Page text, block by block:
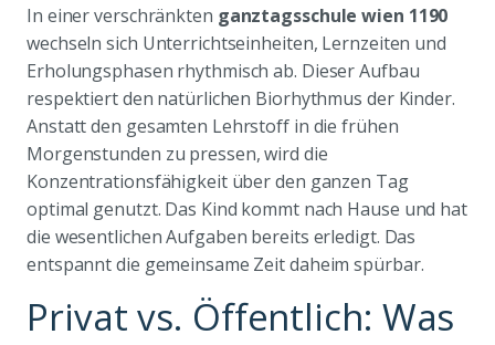
In einer verschränkten ganztagsschule wien 1190
wechseln sich Unterrichtseinheiten, Lernzeiten und
Erholungsphasen rhythmisch ab. Dieser Aufbau
respektiert den natürlichen Biorhythmus der Kinder.
Anstatt den gesamten Lehrstoff in die frühen
Morgenstunden zu pressen, wird die
Konzentrationsfähigkeit über den ganzen Tag
optimal genutzt. Das Kind kommt nach Hause und hat
die wesentlichen Aufgaben bereits erledigt. Das
entspannt die gemeinsame Zeit daheim spürbar.
Privat vs. Öffentlich: Was